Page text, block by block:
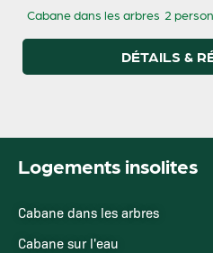
Cabane dans les arbres 2
DÉTAILS &
Logements insolites
Cabane dans les arbres
Cabane sur l'eau